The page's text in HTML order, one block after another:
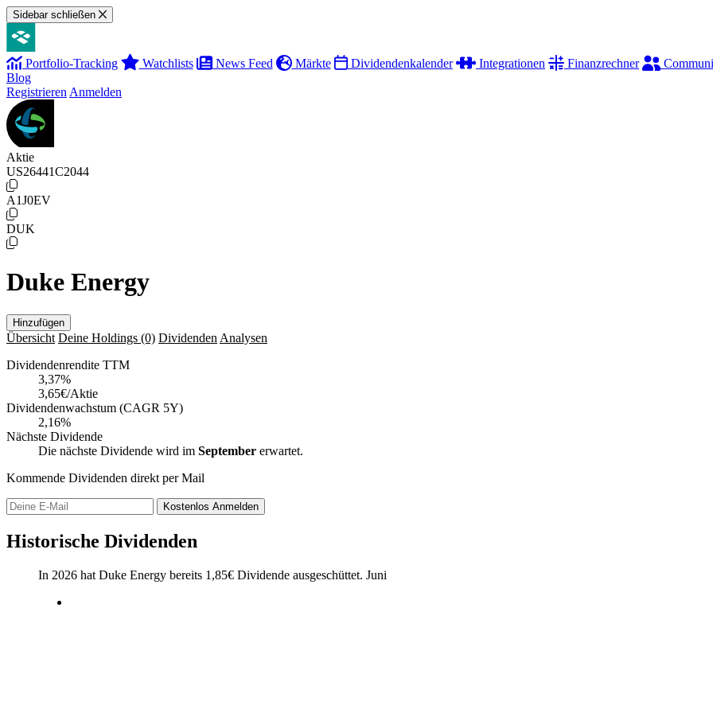
Sidebar schließen
Portfolio-Tracking Watchlists News Feed Märkte Dividendenkalender Integrationen Finanzrechner
Blog
Registrieren Anmelden
Aktie
US26441C2044
A1J0EV
DUK
Duke Energy
Hinzufügen
Übersicht Deine Holdings (0) Dividenden Analysen
Dividendenrendite TTM
3,37%
3,65€/Aktie
Dividendenwachstum (CAGR 5Y)
2,16%
Nächste Dividende
Die nächste Dividende wird im September erwartet.
Kommende Dividenden direkt per Mail
Kostenlos Anmelden
Historische Dividenden
In 2026 hat Duke Energy bereits 1,85€ Dividende ausgeschüttet. Juni